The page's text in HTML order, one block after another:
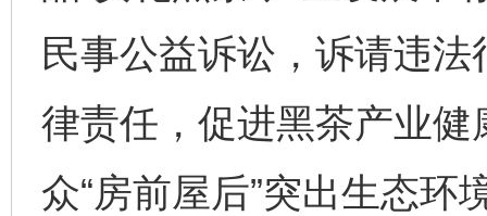
民事公益诉讼，诉请违
律责任，促进黑茶产业
众“房前屋后”突出生态